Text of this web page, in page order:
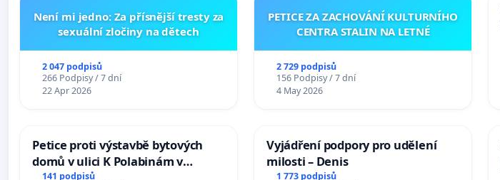
Není mi jedno: Za přísnější tresty za
sexuální zločiny na dětech
2 047 podpisů
266 Podpisy / 7 dní
22 Apr 2026
PETICE ZA ZACHOVÁNÍ KULTURNÍHO
CENTRA STALIN NA LETNÉ
2 729 podpisů
156 Podpisy / 7 dní
4 May 2026
Petice proti výstavbě bytových
domů v ulici K Polabinám v
141 podpisů
Vyjádření podpory pro udělení
milosti – Denis
1 773 podpisů